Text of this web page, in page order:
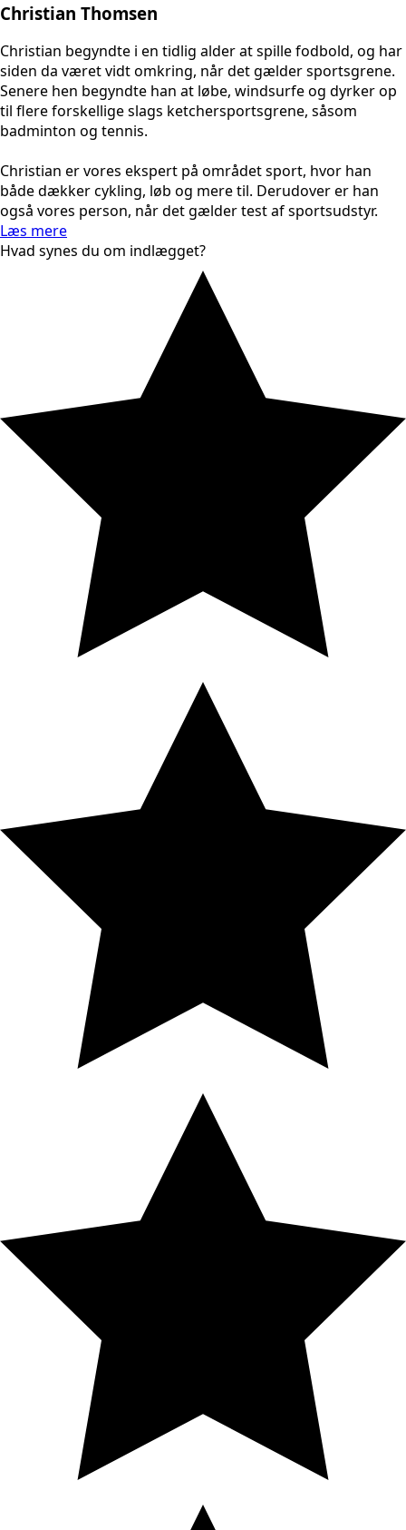
Christian Thomsen
Christian begyndte i en tidlig alder at spille fodbold, og har
siden da været vidt omkring, når det gælder sportsgrene.
Senere hen begyndte han at løbe, windsurfe og dyrker op
til flere forskellige slags ketchersportsgrene, såsom
badminton og tennis.
Christian er vores ekspert på området sport, hvor han
både dækker cykling, løb og mere til. Derudover er han
også vores person, når det gælder test af sportsudstyr.
Læs mere
Hvad synes du om indlægget?